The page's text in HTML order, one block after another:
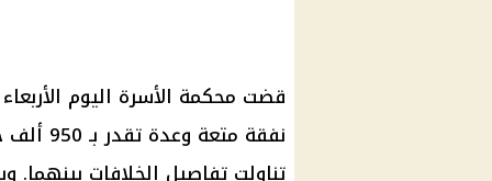
قضت محكمة الأسرة اليوم
نفقة
تناولت تفاصيل الخلافات